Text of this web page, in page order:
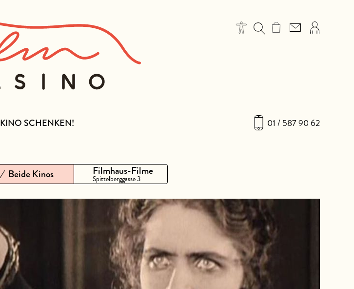
01 / 587 90 62
KINO SCHENKEN!
Beide Kinos Filmhaus-Filme
Spittelberggasse 3